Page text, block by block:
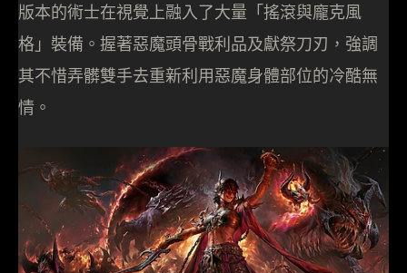
版本的術士在視覺上融入了大量「搖滾與龐克風
格」裝備。握著惡魔頭骨戰利品及獻祭刀刃，強調
其不惜弄髒雙手去重新利用惡魔身體部位的冷酷無
情。